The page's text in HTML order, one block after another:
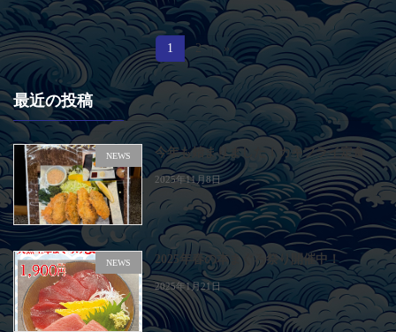
投
稿
の
ペ
ー
ジ
送
り
固
定
ペ
ー
ジ
1
固
定
ペ
ー
ジ
2 »
最近の投稿
NEWS 今年も始まりました！カキフライ定食
2025年11月8日
NEWS 2025年春の本まぐろ祭り開催中！
2025年1月21日